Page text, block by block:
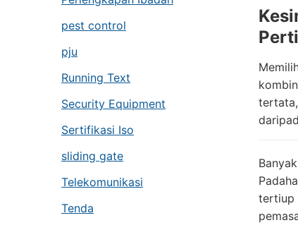
pest control
pju
Running Text
Security Equipment
Sertifikasi Iso
sliding gate
Telekomunikasi
Tenda
tertiup